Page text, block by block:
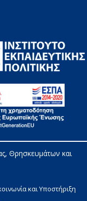
Θρησκευμάτων και
και Υποστήριξη